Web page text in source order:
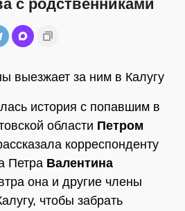
с родственниками
выезжает за ним в Калугу
история с попавшим в
области Петром
корреспонденту
Петра Валентина
она и другие члены
чтобы забрать